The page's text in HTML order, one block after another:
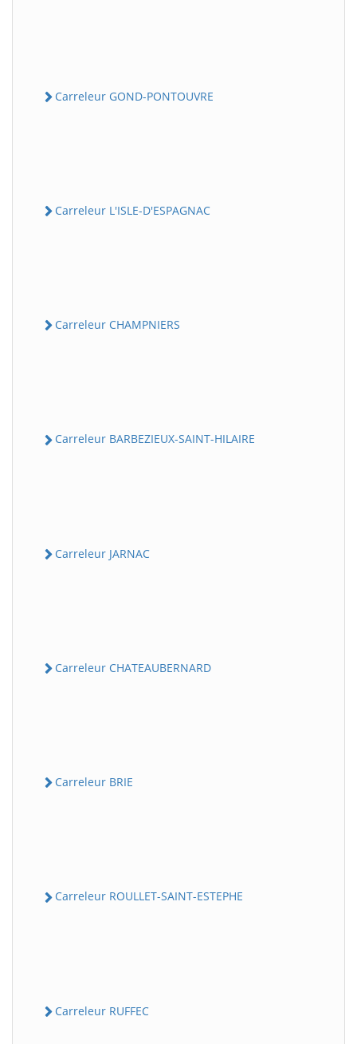
Carreleur GOND-PONTOUVRE
Carreleur L'ISLE-D'ESPAGNAC
Carreleur CHAMPNIERS
Carreleur BARBEZIEUX-SAINT-HILAIRE
Carreleur JARNAC
Carreleur CHATEAUBERNARD
Carreleur BRIE
Carreleur ROULLET-SAINT-ESTEPHE
Carreleur RUFFEC